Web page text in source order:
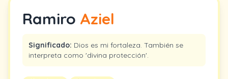
Ramiro Aziel
Significado: Dios es mi fortaleza. También se
interpreta como 'divina protección'.